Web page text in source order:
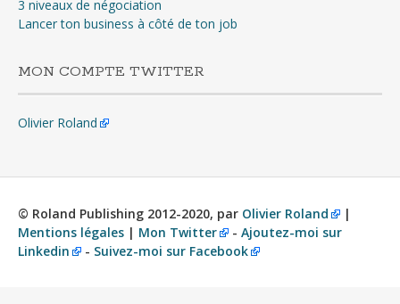
3 niveaux de négociation
Lancer ton business à côté de ton job
MON COMPTE TWITTER
Olivier Roland
© Roland Publishing 2012-2020, par Olivier Roland
|
Mentions légales | Mon Twitter - Ajoutez-moi sur
Linkedin
- Suivez-moi sur Facebook